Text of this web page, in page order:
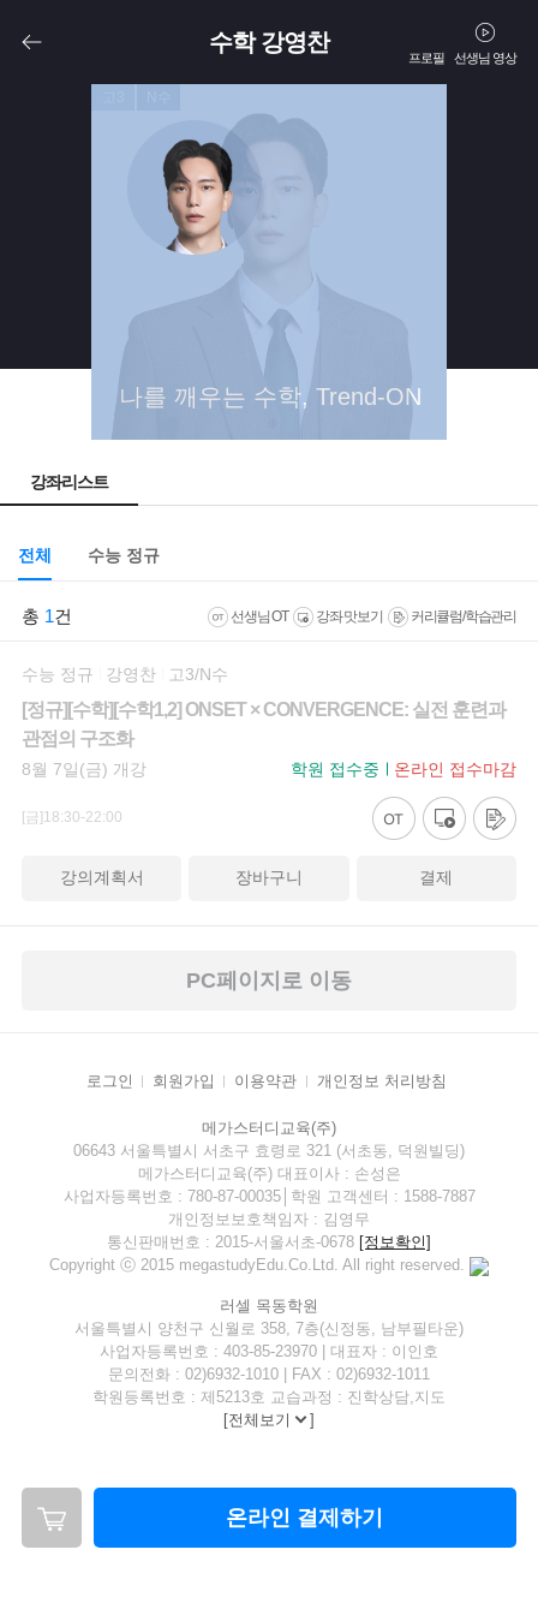
수학 강영찬
프로필 선생님 영상
나를 깨우는 수학, Trend-ON
강좌리스트
전체 수능 정규
총 1건 선생님 OT 강좌 맛보기 커리큘럼/학습관리
수능 정규 강영찬 고3/N수
[정규][수학][수학1,2] ONSET × CONVERGENCE: 실전 훈련과
관점의 구조화
8월 7일(금) 개강 학원 접수중 온라인 접수마감
[금]18:30-22:00
강의계획서 장바구니 결제
PC페이지로 이동
로그인 회원가입 이용약관 개인정보 처리방침
메가스터디교육(주)
06643 서울특별시 서초구 효령로 321 (서초동, 덕원빌딩)
메가스터디교육(주) 대표이사 : 손성은
사업자등록번호 : 780-87-00035│학원 고객센터 : 1588-7887
개인정보보호책임자 : 김영무
통신판매번호 : 2015-서울서초-0678 [정보확인]
Copyright ⓒ 2015 megastudyEdu.Co.Ltd. All right reserved.
러셀 목동학원
서울특별시 양천구 신월로 358, 7층(신정동, 남부필타운)
사업자등록번호 : 403-85-23970 | 대표자 : 이인호
문의전화 : 02)6932-1010 | FAX : 02)6932-1011
학원등록번호 : 제5213호 교습과정 : 진학상담,지도
[전체보기 ]
온라인 결제하기